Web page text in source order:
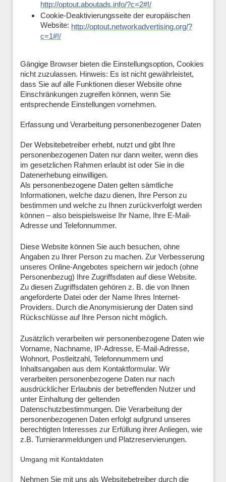
http://optout.aboutads.info/?c=2#!/
Cookie-Deaktivierungsseite der europäischen
Website: http://optout.networkadvertising.org/?
c=1#!/
Gängige Browser bieten die Einstellungsoption, Cookies
nicht zuzulassen. Hinweis: Es ist nicht gewährleistet,
dass Sie auf alle Funktionen dieser Website ohne
Einschränkungen zugreifen können, wenn Sie
entsprechende Einstellungen vornehmen.
Erfassung und Verarbeitung personenbezogener Daten
Der Websitebetreiber erhebt, nutzt und gibt Ihre
personenbezogenen Daten nur dann weiter, wenn dies
im gesetzlichen Rahmen erlaubt ist oder Sie in die
Datenerhebung einwilligen.
Als personenbezogene Daten gelten sämtliche
Informationen, welche dazu dienen, Ihre Person zu
bestimmen und welche zu Ihnen zurückverfolgt werden
können – also beispielsweise Ihr Name, Ihre E-Mail-
Adresse und Telefonnummer.
Diese Website können Sie auch besuchen, ohne
Angaben zu Ihrer Person zu machen. Zur Verbesserung
unseres Online-Angebotes speichern wir jedoch (ohne
Personenbezug) Ihre Zugriffsdaten auf diese Website.
Zu diesen Zugriffsdaten gehören z. B. die von Ihnen
angeforderte Datei oder der Name Ihres Internet-
Providers. Durch die Anonymisierung der Daten sind
Rückschlüsse auf Ihre Person nicht möglich.
Zusätzlich verarbeiten wir personenbezogene Daten wie
Vorname, Nachname, IP-Adresse, E-Mail-Adresse,
Wohnort, Postleitzahl, Telefonnummern und
Inhaltsangaben aus dem Kontaktformular. Wir
verarbeiten personenbezogene Daten nur nach
ausdrücklicher Erlaubnis der betreffenden Nutzer und
unter Einhaltung der geltenden
Datenschutzbestimmungen. Die Verarbeitung der
personenbezogenen Daten erfolgt aufgrund unseres
berechtigten Interesses zur Erfüllung ihrer Anliegen, wie
z.B. Turnieranmeldungen und Platzreservierungen.
Umgang mit Kontaktdaten
Nehmen Sie mit uns als Websitebetreiber durch die